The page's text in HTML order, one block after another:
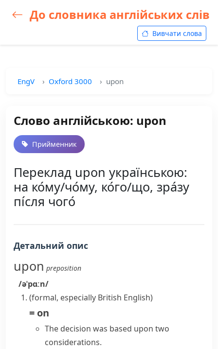
До словника англійських слів
Вивчати слова
EngV Oxford 3000 upon
Слово англійською: upon
Прийменник
Переклад upon українською:
на ко́му/чо́му, ко́го/що, зра́зу
пі́сля чого́
Детальний опис
upon preposition
/əˈpɑːn/
(formal, especially British English)
= on
The decision was based upon two
considerations.